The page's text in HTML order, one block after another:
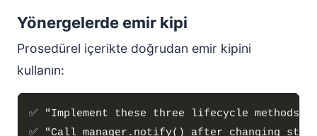
Yönergelerde emir kipi
Prosedürel içerikte doğrudan emir kipini
kullanın: